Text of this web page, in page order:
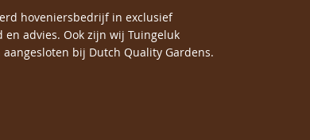
hoveniersbedrijf in exclusief
advies. Ook zijn wij Tuingeluk
bij Dutch Quality Gardens.